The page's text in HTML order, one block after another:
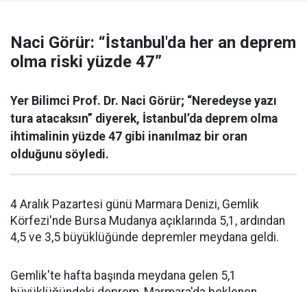
Naci Görür: “İstanbul'da her an deprem
olma riski yüzde 47”
Yer Bilimci Prof. Dr. Naci Görür; “Neredeyse yazı
tura atacaksın” diyerek, İstanbul’da deprem olma
ihtimalinin yüzde 47 gibi inanılmaz bir oran
olduğunu söyledi.
4 Aralık Pazartesi günü Marmara Denizi, Gemlik
Körfezi'nde Bursa Mudanya açıklarında 5,1, ardından
4,5 ve 3,5 büyüklüğünde depremler meydana geldi.
Gemlik'te hafta başında meydana gelen 5,1